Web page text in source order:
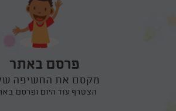
פרסם באתר
מקסם את החשיפה
הצטרף עוד היום ופרסם